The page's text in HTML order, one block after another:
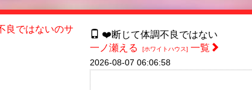
❤️断じて体調不良ではない
一ノ瀬える
[ホワイトハウス] 一覧
2026-08-07 06:06:58